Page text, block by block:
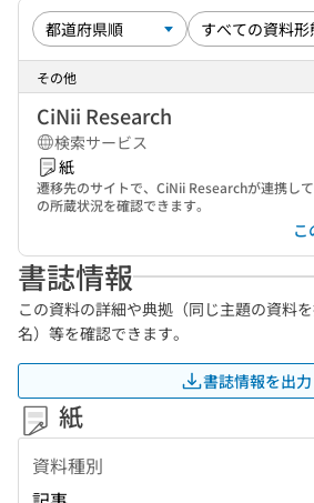
その他
CiNii Research
検索サービス
紙
遷移先のサイトで、CiNii Researchが連携し
の所蔵状況を確認できます。
書誌情報
この資料の詳細や典拠（同じ主題の資料
名）等を確認できます。
書誌情報を出力
紙
資料種別